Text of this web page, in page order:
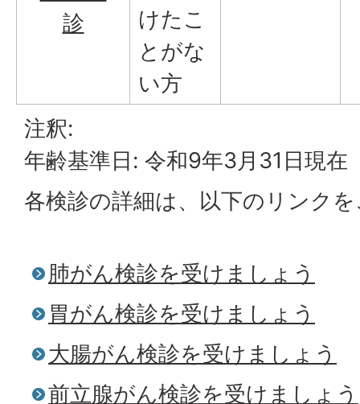
診
けたこ
とがな
い方
注釈:
年齢基準日: 令和9年3月31日現在
各検診の詳細は、以下のリンク
肺がん検診を受けましょう
胃がん検診を受けましょう
大腸がん検診を受けましょう
前立腺がん検診を受けましょう